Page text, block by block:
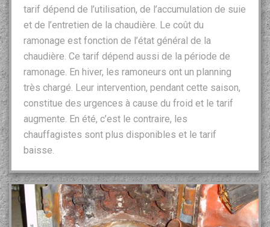
tarif dépend de l’utilisation, de l’accumulation de suie
et de l’entretien de la chaudière. Le coût du
ramonage est fonction de l’état général de la
chaudière. Ce tarif dépend aussi de la période de
ramonage. En hiver, les ramoneurs ont un planning
très chargé. Leur intervention, pendant cette saison,
constitue des urgences à cause du froid et le tarif
augmente. En été, c’est le contraire, les
chauffagistes sont plus disponibles et le tarif
baisse.